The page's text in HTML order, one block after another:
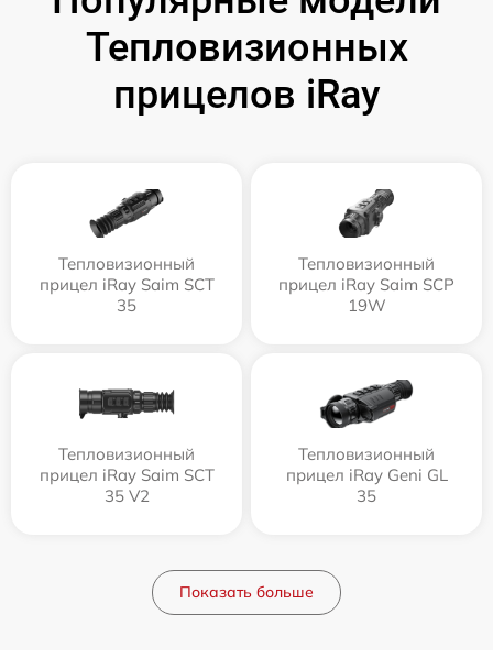
Тепловизионных
прицелов iRay
Тепловизионный
прицел iRay Saim SCT
35
Тепловизионный
прицел iRay Saim SCP
19W
Тепловизионный
прицел iRay Saim SCT
35 V2
Тепловизионный
прицел iRay Geni GL
35
Показать больше